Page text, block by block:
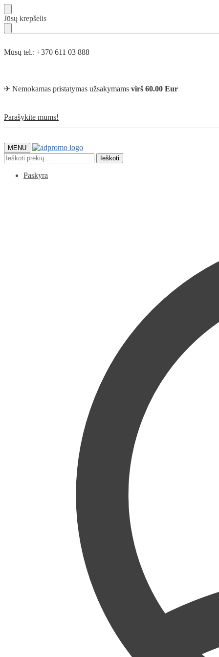
Skip
to
navigation
Skip
to
content
Jūsų krepšelis
Mūsų tel.: +370 611 03 888
✈ Nemokamas pristatymas užsakymams virš 60.00 Eur
Parašykite mums!
MENU
Ieškoti: Ieškoti
Paskyra